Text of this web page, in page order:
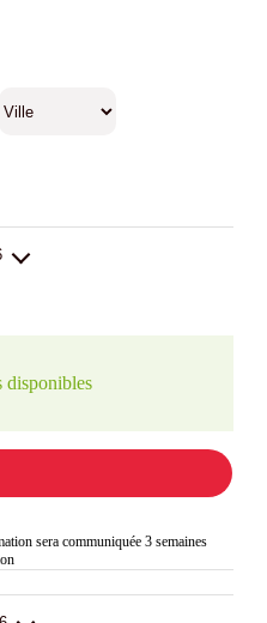
disponibles
sera communiquée 3 semaines